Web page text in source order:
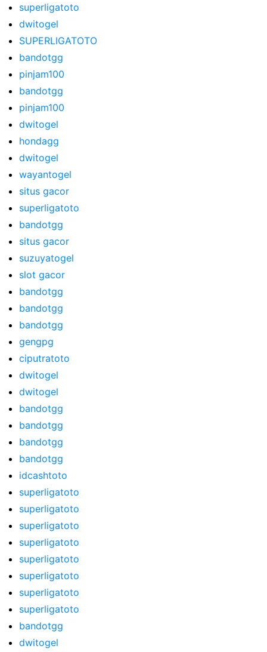
superligatoto
dwitogel
SUPERLIGATOTO
bandotgg
pinjam100
bandotgg
pinjam100
dwitogel
hondagg
dwitogel
wayantogel
situs gacor
superligatoto
bandotgg
situs gacor
suzuyatogel
slot gacor
bandotgg
bandotgg
bandotgg
gengpg
ciputratoto
dwitogel
dwitogel
bandotgg
bandotgg
bandotgg
bandotgg
idcashtoto
superligatoto
superligatoto
superligatoto
superligatoto
superligatoto
superligatoto
superligatoto
superligatoto
bandotgg
dwitogel